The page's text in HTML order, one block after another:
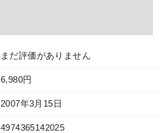
まだ評価がありません
6,980円
2007年3月15日
4974365142025